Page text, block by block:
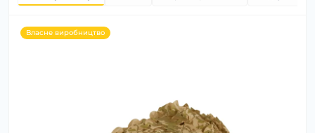
Власне виробництво